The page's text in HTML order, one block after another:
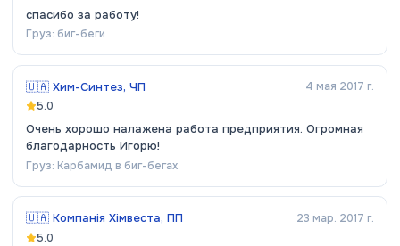
спасибо за работу!
Груз: биг-беги
🇺🇦 Хим-Синтез, ЧП
4 мая 2017 г.
5.0
Очень хорошо налажена работа предприятия. Огромная
благодарность Игорю!
Груз: Карбамид в биг-бегах
🇺🇦 Компанія Хімвеста, ПП
23 мар. 2017 г.
5.0